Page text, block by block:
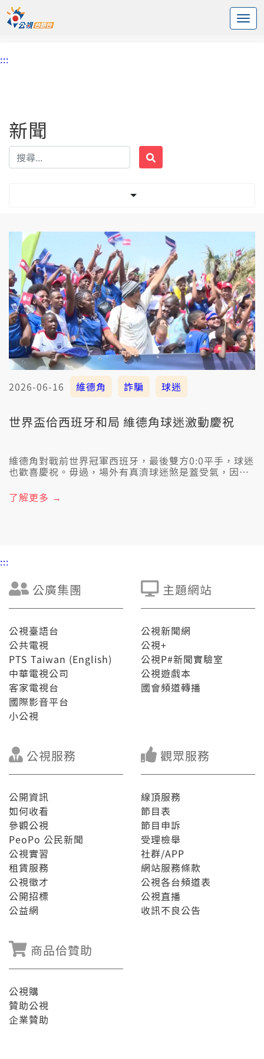
中央內容區塊
頭頁
:::
新聞
2026-06-16 維德角 詐騙 球迷
世界盃佮西班牙和局 維德角球迷激動慶祝
維德角對戰前世界冠軍西班牙，最後雙方0:0平手，球迷
也歡喜慶祝。毋過，場外有真濟球迷煞是蓋受氣，因為
袂入去，予人擋佇咧外口。
了解更多 →
:::
公廣集團
公視臺語台
公共電視
PTS Taiwan (English)
中華電視公司
客家電視台
國際影音平台
小公視
主題網站
公視新聞網
公視+
公視P#新聞實驗室
公視遊戲本
國會頻道轉播
公視服務
公開資訊
如何收看
參觀公視
PeoPo 公民新聞
公視實習
租賃服務
公視徵才
公開招標
公益網
觀眾服務
線頂服務
節目表
節目申訴
受理檢舉
社群/APP
網站服務條款
公視各台頻道表
公視直播
收訊不良公告
商品佮贊助
公視購
贊助公視
企業贊助